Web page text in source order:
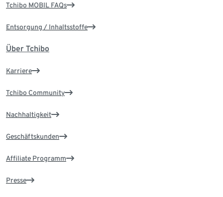
Tchibo MOBIL FAQs
Entsorgung / Inhaltsstoffe
Über Tchibo
Karriere
Tchibo Community
Nachhaltigkeit
Geschäftskunden
Affiliate Programm
Presse